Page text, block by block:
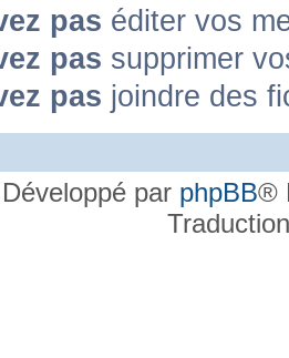
pas éditer vos
pas supprimer
pas joindre des
Développé par phpBB®